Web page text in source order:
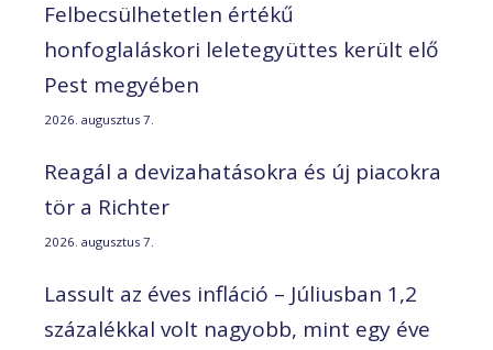
Felbecsülhetetlen értékű
honfoglaláskori leletegyüttes került elő
Pest megyében
2026. augusztus 7.
Reagál a devizahatásokra és új piacokra
tör a Richter
2026. augusztus 7.
Lassult az éves infláció – Júliusban 1,2
százalékkal volt nagyobb, mint egy éve